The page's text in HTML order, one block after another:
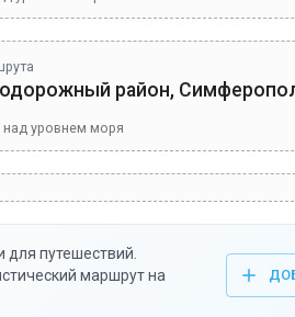
район,
над уровнем моря
путешествий.
маршрут на